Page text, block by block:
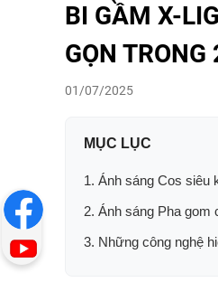
BI GẦM X-
GỌN TRONG
01/07/2025
MỤC LỤC
1. Ánh sáng Cos siêu
2. Ánh sáng Pha
3. Những công nghệ